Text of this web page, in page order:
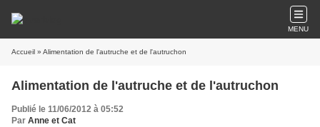
MENU
Accueil » Alimentation de l'autruche et de l'autruchon
Alimentation de l'autruche et de l'autruchon
Publié le 11/06/2012 à 05:52
Par Anne et Cat